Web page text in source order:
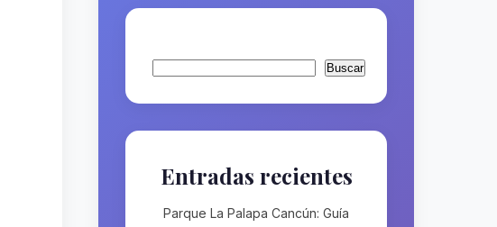
Buscar
Entradas recientes
Parque La Palapa Cancún: Guía